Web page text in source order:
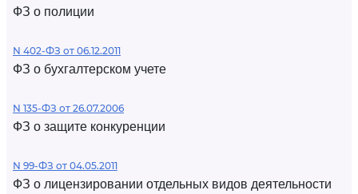
ФЗ о полиции
N 402-ФЗ от 06.12.2011
ФЗ о бухгалтерском учете
N 135-ФЗ от 26.07.2006
ФЗ о защите конкуренции
N 99-ФЗ от 04.05.2011
ФЗ о лицензировании отдельных видов деятельности